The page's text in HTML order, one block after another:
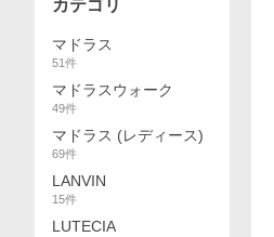
カテゴリ
マドラス
51件
マドラスウォーク
49件
マドラス (レディース)
69件
LANVIN
15件
LUTECIA